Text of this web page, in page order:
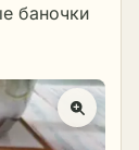
баночки